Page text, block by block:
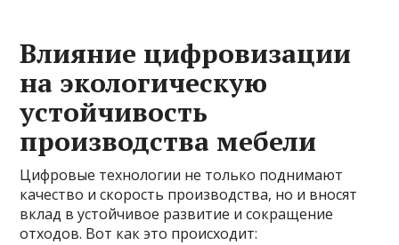
Влияние цифровизации
на экологическую
устойчивость
производства мебели
Цифровые технологии не только поднимают
качество и скорость производства, но и вносят
вклад в устойчивое развитие и сокращение
отходов. Вот как это происходит: